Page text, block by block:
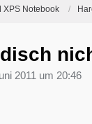
XPS Notebook
2011 um 20:46